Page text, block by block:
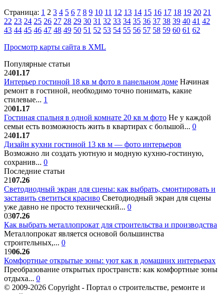
Страница: 1 2 3 4 5 6 7 8 9 10 11 12 13 14 15 16 17 18 19 20 21
22 23 24 25 26 27 28 29 30 31 32 33 34 35 36 37 38 39 40 41 42
43 44 45 46 47 48 49 50 51 52 53 54 55 56 57 58 59 60 61 62
Просмотр карты сайта в XML
Популярные статьи
2401.17
Интерьер гостиной 18 кв м фото в панельном доме Начиная
ремонт в гостиной, необходимо точно понимать, какие
стилевые... 1
2001.17
Гостиная спальня в одной комнате 20 кв м фото Не у каждой
семьи есть возможность жить в квартирах с большой... 0
2401.17
Дизайн кухни гостиной 13 кв м — фото интерьеров
Возможно ли создать уютную и модную кухню-гостиную,
сохранив... 0
Последние статьи
2107.26
Светодиодный экран для сцены: как выбрать, смонтировать и
заставить светиться красиво Светодиодный экран для сцены
уже давно не просто технический... 0
0307.26
Как выбрать металлопрокат для строительства и производства
Металлопрокат является основой большинства
строительных,... 0
1906.26
Комфортные открытые зоны: уют как в домашних интерьерах
Преобразование открытых пространств: как комфортные зоны
отдыха... 0
© 2009-2026 Copyright - Портал о строительстве, ремонте и